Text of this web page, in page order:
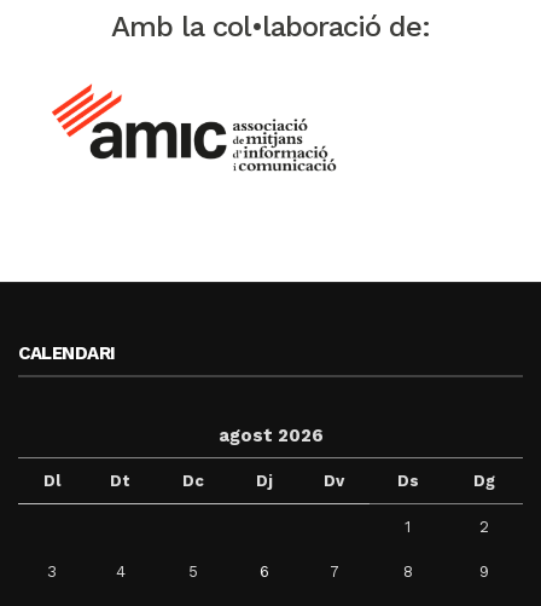
Amb la col•laboració de:
CALENDARI
agost 2026
Dl Dt Dc Dj Dv Ds Dg
1 2
3 4 5 6 7 8 9